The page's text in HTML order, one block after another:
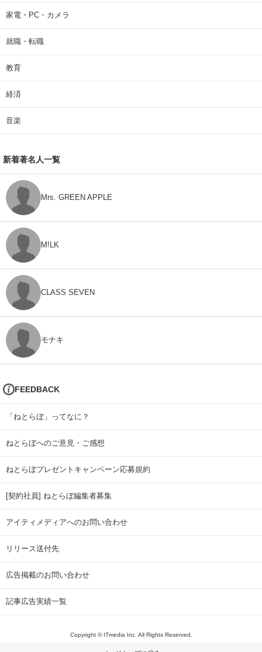
家電・PC・カメラ
就職・転職
教育
経済
音楽
新着著名人一覧
Mrs. GREEN APPLE
M!LK
CLASS SEVEN
モナキ
FEEDBACK
「ねとらぼ」ってなに？
ねとらぼへのご意見・ご感想
ねとらぼプレゼントキャンペーン応募規約
[契約社員] ねとらぼ編集者募集
アイティメディアへのお問い合わせ
リリース送付先
広告掲載のお問い合わせ
記事広告実績一覧
Copyright © ITmedia Inc. All Rights Reserved.